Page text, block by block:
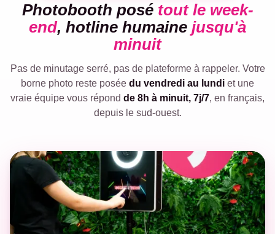
Photobooth posé tout le week-
end, hotline humaine jusqu'à
minuit
Pas de minutage serré, pas de plateforme à rappeler. Votre
borne photo reste posée du vendredi au lundi et une
vraie équipe vous répond de 8h à minuit, 7j/7, en français,
depuis le sud-ouest.